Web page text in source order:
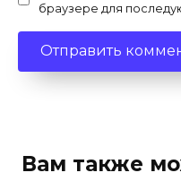
браузере для
Вам также